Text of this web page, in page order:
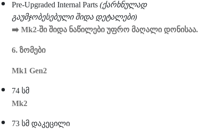
Pre-Upgraded Internal Parts (ქარხნულად
გაუმჯობესებული შიდა დეტალები)
➡ ️ Mk2-ში შიდა ნაწილები უფრო მაღალი დონისაა.
6. ზომები
Mk1 Gen2
74 სმ
Mk2
73 სმ დაკეცილი